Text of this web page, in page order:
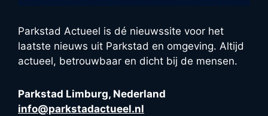
Parkstad Actueel is dé nieuwssite voor het
laatste nieuws uit Parkstad en omgeving. Altijd
actueel, betrouwbaar en dicht bij de mensen.
Parkstad Limburg, Nederland
info@parkstadactueel.nl